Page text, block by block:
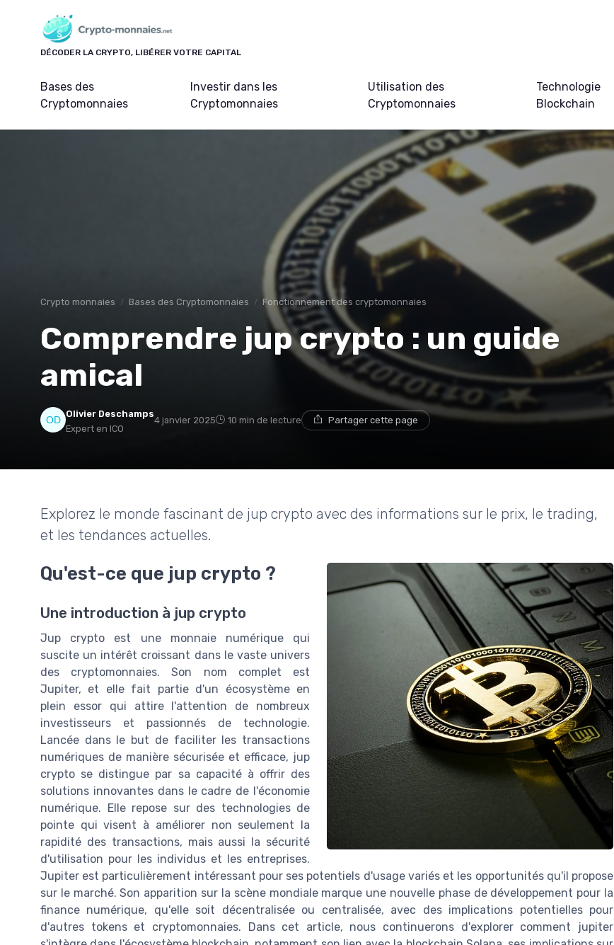
DÉCODER LA CRYPTO, LIBÉRER VOTRE CAPITAL
Bases des
Cryptomonnaies
Investir dans les
Cryptomonnaies
Utilisation des
Cryptomonnaies
Technologie
Blockchain
Crypto monnaies Bases des Cryptomonnaies Fonctionnement des cryptomonnaies
Comprendre jup crypto : un guide
amical
Olivier Deschamps
Expert en ICO
4 janvier 2025 10 min de lecture Partager cette page
Explorez le monde fascinant de jup crypto avec des informations sur le prix, le trading,
et les tendances actuelles.
Qu'est-ce que jup crypto ?
Une introduction à jup crypto
Jup crypto est une monnaie numérique qui
suscite un intérêt croissant dans le vaste univers
des cryptomonnaies. Son nom complet est
Jupiter, et elle fait partie d'un écosystème en
plein essor qui attire l'attention de nombreux
investisseurs et passionnés de technologie.
Lancée dans le but de faciliter les transactions
numériques de manière sécurisée et efficace, jup
crypto se distingue par sa capacité à offrir des
solutions innovantes dans le cadre de l'économie
numérique. Elle repose sur des technologies de
pointe qui visent à améliorer non seulement la
rapidité des transactions, mais aussi la sécurité
d'utilisation pour les individus et les entreprises.
Jupiter est particulièrement intéressant pour ses potentiels d'usage variés et les opportunités qu'il propose
sur le marché. Son apparition sur la scène mondiale marque une nouvelle phase de développement pour la
finance numérique, qu'elle soit décentralisée ou centralisée, avec des implications potentielles pour
d'autres tokens et cryptomonnaies. Dans cet article, nous continuerons d'explorer comment jupiter